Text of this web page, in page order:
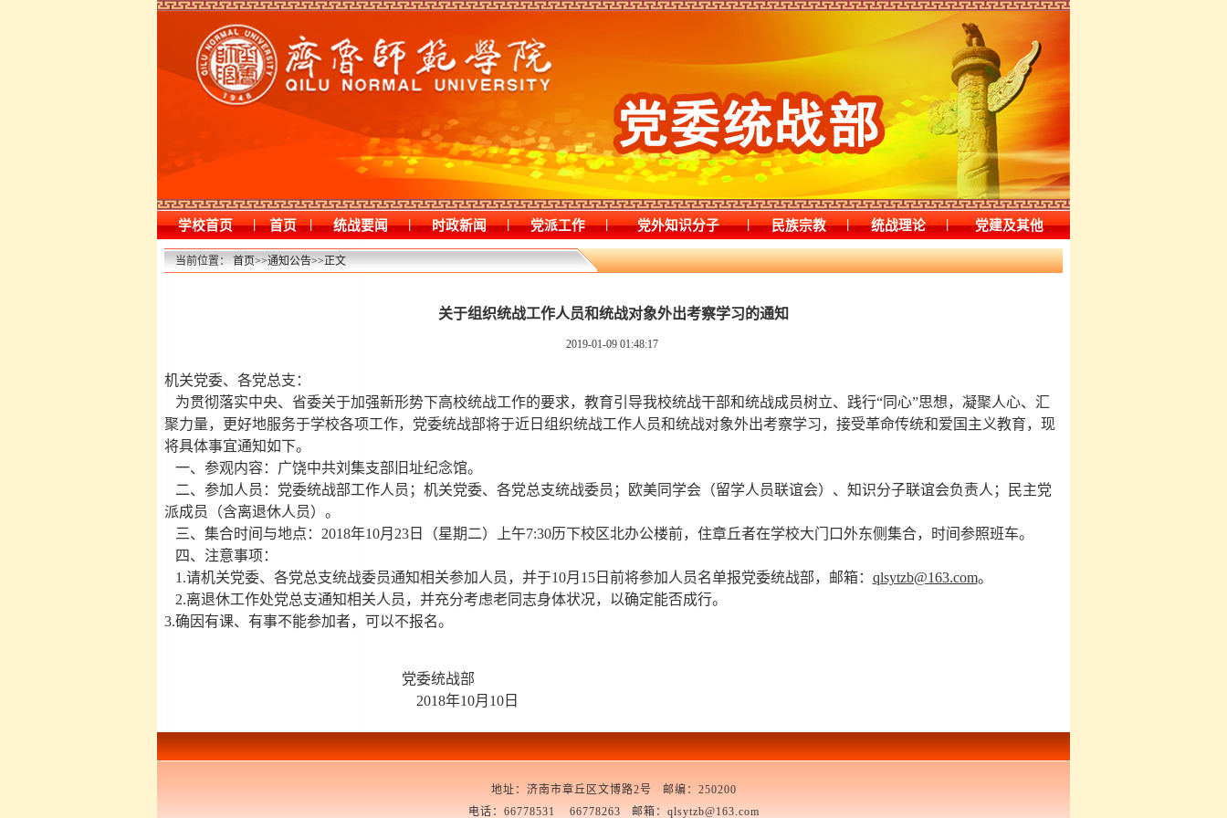
学校首页 | 首页 | 统战要闻 | 时政新闻 | 党派工作 | 党外知识分子 | 民族宗教 | 统战理论 | 党建及其他
当前位置：首页>>通知公告>>正文
关于组织统战工作人员和统战对象外出考察学习的通知
2019-01-09 01:48:17
机关党委、各党总支：
为贯彻落实中央、省委关于加强新形势下高校统战工作的要求，教育引导我校统战干部和统战成员树立、践行“同心”思想，凝聚人心、汇
聚力量，更好地服务于学校各项工作，党委统战部将于近日组织统战工作人员和统战对象外出考察学习，接受革命传统和爱国主义教育，现
将具体事宜通知如下。
一、参观内容：广饶中共刘集支部旧址纪念馆。
二、参加人员：党委统战部工作人员；机关党委、各党总支统战委员；欧美同学会（留学人员联谊会）、知识分子联谊会负责人；民主党
派成员（含离退休人员）。
三、集合时间与地点：2018年10月23日（星期二）上午7:30历下校区北办公楼前，住章丘者在学校大门口外东侧集合，时间参照班车。
四、注意事项：
1.请机关党委、各党总支统战委员通知相关参加人员，并于10月15日前将参加人员名单报党委统战部，邮箱： qlsytzb@163.com。
2.离退休工作处党总支通知相关人员，并充分考虑老同志身体状况，以确定能否成行。
3.确因有课、有事不能参加者，可以不报名。
党委统战部
2018年10月10日
地址：济南市章丘区文博路2号 邮编：250200
电话：66778531 66778263 邮箱：qlsytzb@163.com